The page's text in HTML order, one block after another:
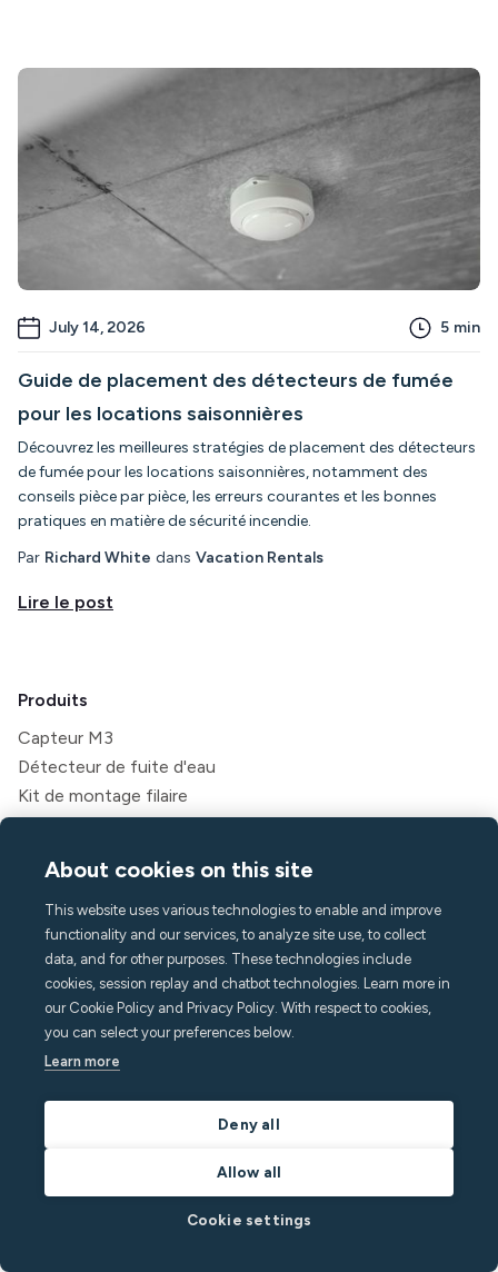
July 14, 2026 5 min
Guide de placement des détecteurs de fumée
pour les locations saisonnières
Découvrez les meilleures stratégies de placement des détecteurs
de fumée pour les locations saisonnières, notamment des
conseils pièce par pièce, les erreurs courantes et les bonnes
pratiques en matière de sécurité incendie.
Par Richard White dans Vacation Rentals
Lire le post
Produits
Capteur M3
Détecteur de fuite d'eau
Kit de montage filaire
Passerelle cellulaire
Messagerie
Application invité
Caractéristiques
Surveillance du bruit
Détection de foule
Alarme domestique
Détection du tabagisme
API
About cookies on this site
This website uses various technologies to enable and improve
functionality and our services, to analyze site use, to collect
data, and for other purposes. These technologies include
cookies, session replay and chatbot technologies. Learn more in
our Cookie Policy and Privacy Policy. With respect to cookies,
you can select your preferences below.
Learn more
Deny all
Allow all
Cookie settings